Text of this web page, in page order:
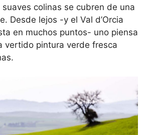
suaves colinas se cubren de una
Desde lejos -y el Val d’Orcia
en muchos puntos- uno piensa
vertido pintura verde fresca